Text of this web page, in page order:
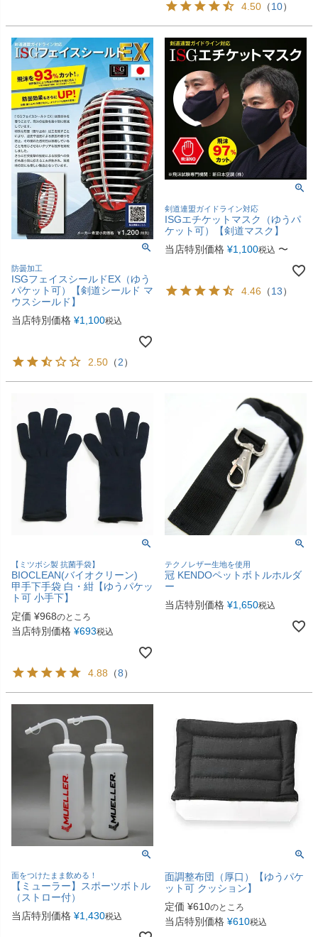
4.50 （10）
防曇加工
ISGフェイスシールドEX（ゆう
パケット可）【剣道シールド マ
ウスシールド】
当店特別価格 ¥1,100税込
2.50 （2）
剣道連盟ガイドライン対応
ISGエチケットマスク（ゆうパ
ケット可）【剣道マスク】
当店特別価格 ¥1,100税込 〜
4.46 （13）
【ミツボシ製 抗菌手袋】
BIOCLEAN(バイオクリーン)
甲手下手袋 白・紺【ゆうパケッ
ト可 小手下】
定価 ¥968のところ
当店特別価格 ¥693税込
4.88 （8）
テクノレザー生地を使用
冠 KENDOペットボトルホルダ
ー
当店特別価格 ¥1,650税込
面をつけたまま飲める！
【ミューラー】スポーツボトル
（ストロー付）
当店特別価格 ¥1,430税込
面調整布団（厚口）【ゆうパケ
ット可 クッション】
定価 ¥610のところ
当店特別価格 ¥610税込